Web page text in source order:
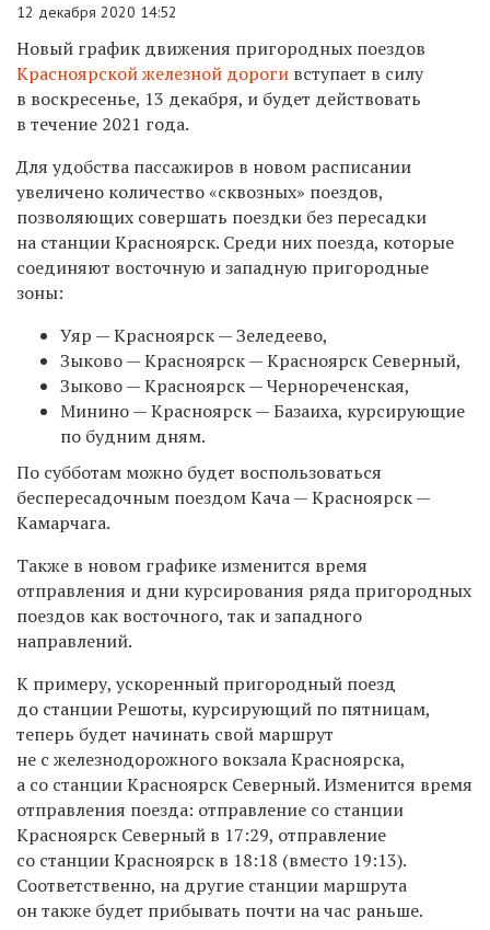
12 декабря 2020 14:52
Новый график движения пригородных поездов
Красноярской железной дороги вступает в силу
в воскресенье, 13 декабря, и будет действовать
в течение 2021 года.
Для удобства пассажиров в новом расписании
увеличено количество «сквозных» поездов,
позволяющих совершать поездки без пересадки
на станции Красноярск. Среди них поезда, которые
соединяют восточную и западную пригородные
зоны:
Уяр — Красноярск — Зеледеево,
Зыково — Красноярск — Красноярск Северный,
Зыково — Красноярск — Чернореченская,
Минино — Красноярск — Базаиха, курсирующие
по будним дням.
По субботам можно будет воспользоваться
беспересадочным поездом Кача — Красноярск —
Камарчага.
Также в новом графике изменится время
отправления и дни курсирования ряда пригородных
поездов как восточного, так и западного
направлений.
К примеру, ускоренный пригородный поезд
до станции Решоты, курсирующий по пятницам,
теперь будет начинать свой маршрут
не с железнодорожного вокзала Красноярска,
а со станции Красноярск Северный. Изменится время
отправления поезда: отправление со станции
Красноярск Северный в 17:29, отправление
со станции Красноярск в 18:18 (вместо 19:13).
Соответственно, на другие станции маршрута
он также будет прибывать почти на час раньше.